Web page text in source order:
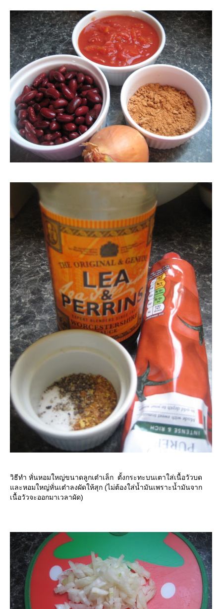
วิธีทำ หั่นหอมใหญ่ขนาดลูกเต๋าเล็ก ตั้งกระทะบนเตาใส่เนื้อวัวบด
ละหอมใหญ่หั่นเต๋าลงผัดให้สุก (ไม่ต้องใส่น้ำมันเพราะน้ำมันจาก
เนื้อวัวจะออกมาเวลาผัด)